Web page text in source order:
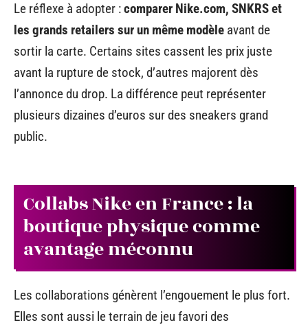
Le réflexe à adopter :comparer Nike.com, SNKRS et
les grands retailers sur un même modèle avant de
sortir la carte. Certains sites cassent les prix juste
avant la rupture de stock, d’autres majorent dès
l’annonce du drop. La différence peut représenter
plusieurs dizaines d’euros sur des sneakers grand
public.
Collabs Nike en France : la
boutique physique comme
avantage méconnu
Les collaborations génèrent l’engouement le plus fort.
Elles sont aussi le terrain de jeu favori des